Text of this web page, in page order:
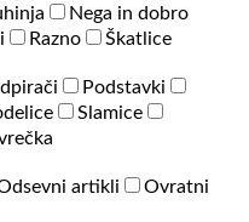
Nega in dobro
Razno
Škatlice
Podstavki
Slamice
artikli
Ovratni